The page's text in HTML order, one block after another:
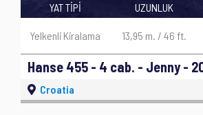
Hanse 455 - 4 cab. - Jenny -
YAT TİPİ
Yelkenli Kiralama
UZUNLUK
13,95 m. / 46 ft.
Croatia